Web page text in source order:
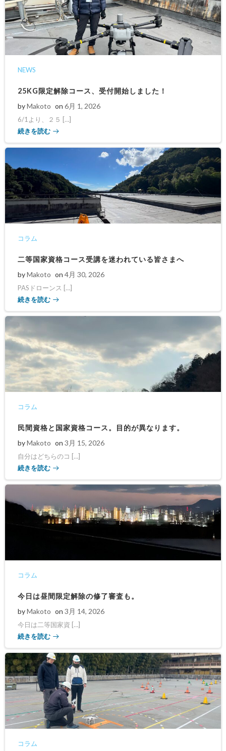
NEWS
25KG限定解除コース、受付開始しました！
byMakoto on 6月 1, 2026
6/1より、２５ […]
続きを読む
コラム
二等国家資格コース受講を迷われている皆さまへ
byMakoto on 4月 30, 2026
PASドローンス […]
続きを読む
コラム
民間資格と国家資格コース。目的が異なります。
byMakoto on 3月 15, 2026
自分はどちらのコ […]
続きを読む
コラム
今日は昼間限定解除の修了審査も。
byMakoto on 3月 14, 2026
今日は二等国家資 […]
続きを読む
コラム